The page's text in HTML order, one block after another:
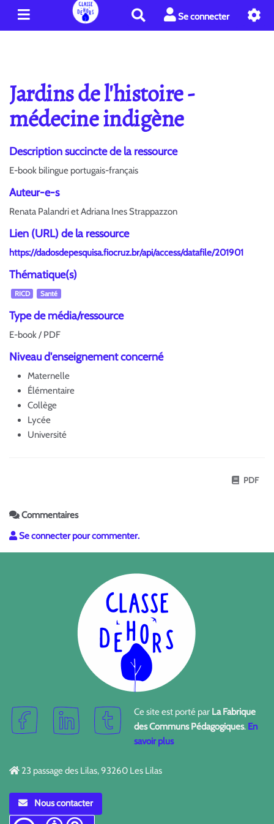
e
c
e
r
Se connecter
Jardins de l'histoire -
médecine indigène
Description succincte de la ressource
E-book bilingue portugais-français
Auteur-e-s
Renata Palandri et Adriana Ines Strappazzon
Lien (URL) de la ressource
https://dadosdepesquisa.fiocruz.br/api/access/datafile/201901
Thématique(s)
RICD Santé
Type de média/ressource
E-book / PDF
Niveau d'enseignement concerné
Maternelle
Élémentaire
Collège
Lycée
Université
PDF
Commentaires
Se connecter pour commenter.
Ce site est porté par La Fabrique
des Communs Pédagogiques. En
savoir plus
23 passage des Lilas, 93260 Les Lilas
Nous contacter